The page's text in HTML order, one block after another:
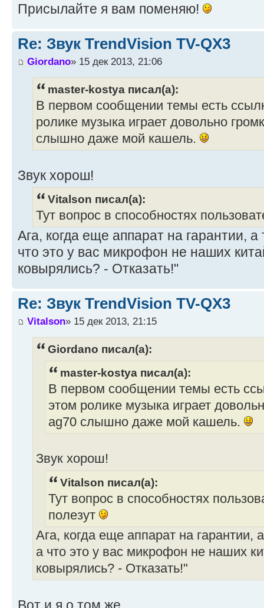
Присылайте я вам поменяю!
Re: Звук TrendVision TV-QX3
Giordano» 15 дек 2013, 21:06
master-kostya писал(а):
В первом сообщении темы есть
ролике музыка играет довольно
слышно даже мой кашель.
Звук хорош!
Vitalson писал(а):
Тут вопрос в способностях
Ага, когда еще аппарат на гарантии, а
что это у вас микрофон не наших
ковырялись? - Отказать!"
Re: Звук TrendVision TV-QX3
Vitalson» 15 дек 2013, 21:15
Giordano писал(а):
master-kostya писал(а):
В первом сообщении темы есть
этом ролике музыка играет
ag70 слышно даже мой кашель.
Звук хорош!
Vitalson писал(а):
Тут вопрос в способностях
полезут
Ага, когда еще аппарат на гарантии,
а что это у вас микрофон не наших
ковырялись? - Отказать!"